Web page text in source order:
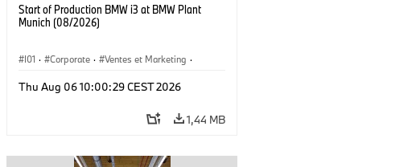
Start of Production BMW i3 at BMW Plant
Munich (08/2026)
I01 · Corporate · Ventes et Marketing ·
Thu Aug 06 10:00:29 CEST 2026
1,44 MB